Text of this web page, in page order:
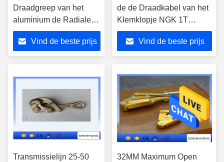
Draadgreep van het
aluminium de Radiale
Sluiten voor ACSR-
Leider skl-25
Vind de beste prijs
de de Draadkabel van het
Klemklopje NGK 1T
Scherpe de Klauw trekken
van de de Grepenklem
Vind de beste prijs
Transmissielijn 25-50
32MM Maximum Open